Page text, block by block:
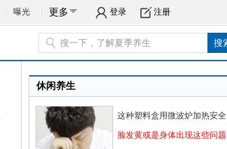
曝光 更多 登录 注册
休闲养生
这种塑料盒用微波炉加热安全
脸发黄或是身体出现这些问题